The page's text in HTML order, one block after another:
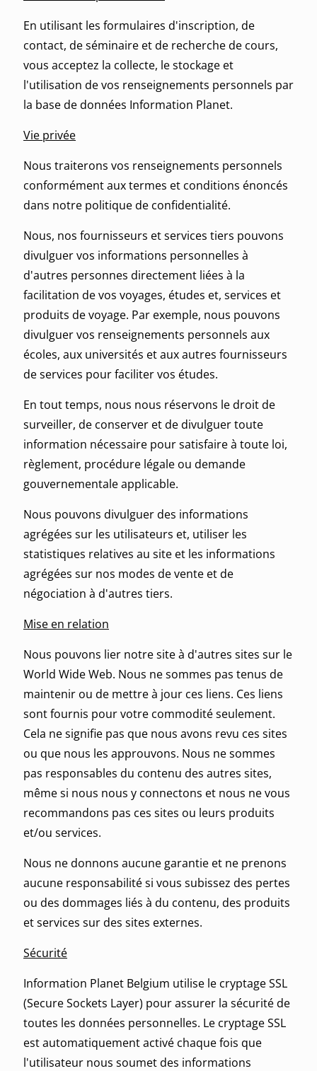
En utilisant les formulaires d'inscription, de
contact, de séminaire et de recherche de cours,
vous acceptez la collecte, le stockage et
l'utilisation de vos renseignements personnels par
la base de données Information Planet.
Vie privée
Nous traiterons vos renseignements personnels
conformément aux termes et conditions énoncés
dans notre politique de confidentialité.
Nous, nos fournisseurs et services tiers pouvons
divulguer vos informations personnelles à
d'autres personnes directement liées à la
facilitation de vos voyages, études et, services et
produits de voyage. Par exemple, nous pouvons
divulguer vos renseignements personnels aux
écoles, aux universités et aux autres fournisseurs
de services pour faciliter vos études.
En tout temps, nous nous réservons le droit de
surveiller, de conserver et de divulguer toute
information nécessaire pour satisfaire à toute loi,
règlement, procédure légale ou demande
gouvernementale applicable.
Nous pouvons divulguer des informations
agrégées sur les utilisateurs et, utiliser les
statistiques relatives au site et les informations
agrégées sur nos modes de vente et de
négociation à d'autres tiers.
Mise en relation
Nous pouvons lier notre site à d'autres sites sur le
World Wide Web. Nous ne sommes pas tenus de
maintenir ou de mettre à jour ces liens. Ces liens
sont fournis pour votre commodité seulement.
Cela ne signifie pas que nous avons revu ces sites
ou que nous les approuvons. Nous ne sommes
pas responsables du contenu des autres sites,
même si nous nous y connectons et nous ne vous
recommandons pas ces sites ou leurs produits
et/ou services.
Nous ne donnons aucune garantie et ne prenons
aucune responsabilité si vous subissez des pertes
ou des dommages liés à du contenu, des produits
et services sur des sites externes.
Sécurité
Information Planet Belgium utilise le cryptage SSL
(Secure Sockets Layer) pour assurer la sécurité de
toutes les données personnelles. Le cryptage SSL
est automatiquement activé chaque fois que
l'utilisateur nous soumet des informations